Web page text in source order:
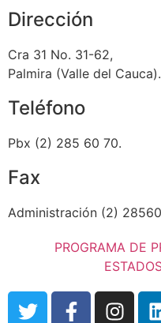
Dirección
Cra 31 No. 31-62,
Palmira (Valle del Cauca).
Teléfono
Pbx (2) 285 60 70.
Fax
Administración (2)
PROGRAMA DE